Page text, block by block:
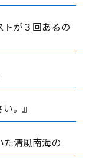
が３回あるの
。』
た清風南海の